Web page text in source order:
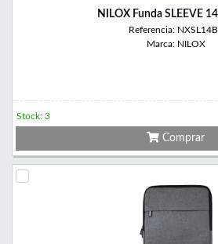
NILOX Funda SLEEVE
Referencia:
Marca: NILOX
Stock: 3
Comprar